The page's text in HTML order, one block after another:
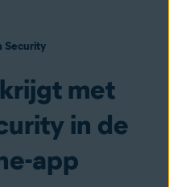
Security
met
in de
app